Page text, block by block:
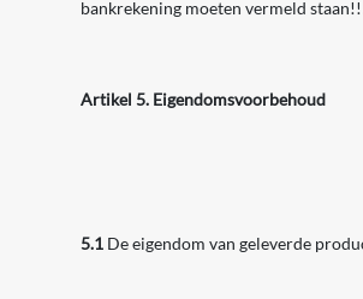
bankrekening moeten vermeld
Artikel 5. Eigendomsvoorbehoud
5.1 De eigendom van geleverde